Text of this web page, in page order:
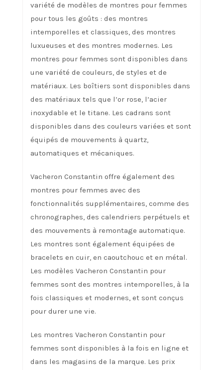
variété de modèles de montres pour femmes
pour tous les goûts : des montres
intemporelles et classiques, des montres
luxueuses et des montres modernes. Les
montres pour femmes sont disponibles dans
une variété de couleurs, de styles et de
matériaux. Les boîtiers sont disponibles dans
des matériaux tels que l’or rose, l’acier
inoxydable et le titane. Les cadrans sont
disponibles dans des couleurs variées et sont
équipés de mouvements à quartz,
automatiques et mécaniques.
Vacheron Constantin offre également des
montres pour femmes avec des
fonctionnalités supplémentaires, comme des
chronographes, des calendriers perpétuels et
des mouvements à remontage automatique.
Les montres sont également équipées de
bracelets en cuir, en caoutchouc et en métal.
Les modèles Vacheron Constantin pour
femmes sont des montres intemporelles, à la
fois classiques et modernes, et sont conçus
pour durer une vie.
Les montres Vacheron Constantin pour
femmes sont disponibles à la fois en ligne et
dans les magasins de la marque. Les prix